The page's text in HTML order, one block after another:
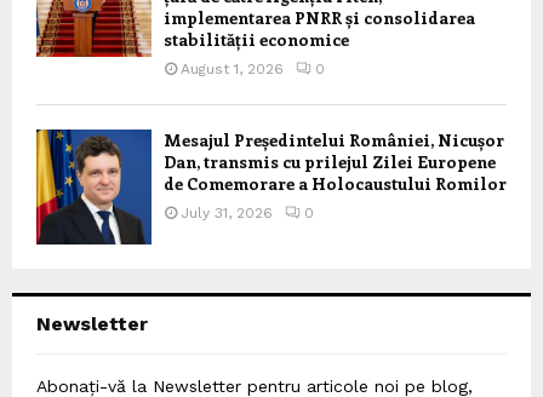
implementarea PNRR și consolidarea
stabilității economice
August 1, 2026 0
Mesajul Președintelui României, Nicușor
Dan, transmis cu prilejul Zilei Europene
de Comemorare a Holocaustului Romilor
July 31, 2026 0
Newsletter
Abonați-vă la Newsletter pentru articole noi pe blog,